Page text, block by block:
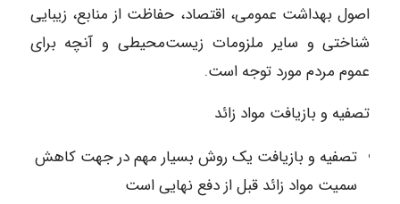
اصول بهداشت عمومی، اقتصاد، حفاظت از منابع، زیبایی
شناختی و سایر ملزومات زیست‌محیطی و آنچه برای
عموم مردم مورد توجه است.
تصفیه و بازیافت مواد زائد
تصفیه و بازیافت یک روش بسیار مهم در جهت کاهش
سمیت مواد زائد قبل از دفع نهایی است